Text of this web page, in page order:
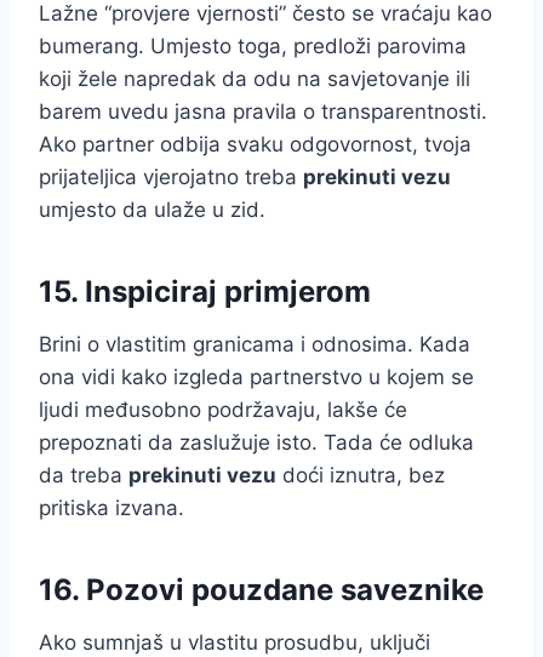
Lažne “provjere vjernosti” često se vraćaju kao
bumerang. Umjesto toga, predloži parovima
koji žele napredak da odu na savjetovanje ili
barem uvedu jasna pravila o transparentnosti.
Ako partner odbija svaku odgovornost, tvoja
prijateljica vjerojatno treba prekinuti vezu
umjesto da ulaže u zid.
15. Inspiciraj primjerom
Brini o vlastitim granicama i odnosima. Kada
ona vidi kako izgleda partnerstvo u kojem se
ljudi međusobno podržavaju, lakše će
prepoznati da zaslužuje isto. Tada će odluka
da treba prekinuti vezu doći iznutra, bez
pritiska izvana.
16. Pozovi pouzdane saveznike
Ako sumnjaš u vlastitu prosudbu, uključi